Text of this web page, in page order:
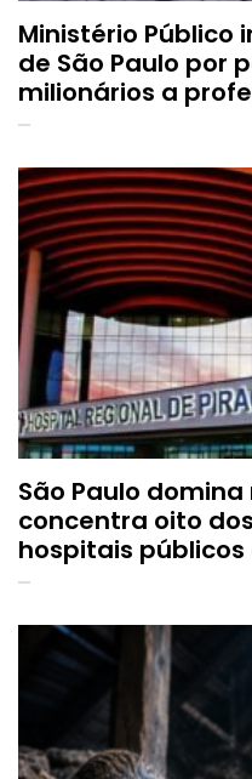
Ministério Público
de São Paulo por
milionários a
conveniadas
São Paulo
concentra oito
hospitais públicos